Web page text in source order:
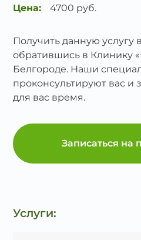
Цена:
4700 руб.
Получить данную услугу
обратившись в Клинику
Белгороде. Наши
проконсультируют вас и
для вас время.
Записаться на
Услуги: